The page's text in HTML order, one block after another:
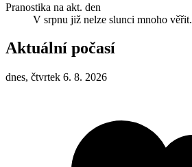
Pranostika na akt. den
V srpnu již nelze slunci mnoho věřit.
Aktuální počasí
dnes, čtvrtek 6. 8. 2026